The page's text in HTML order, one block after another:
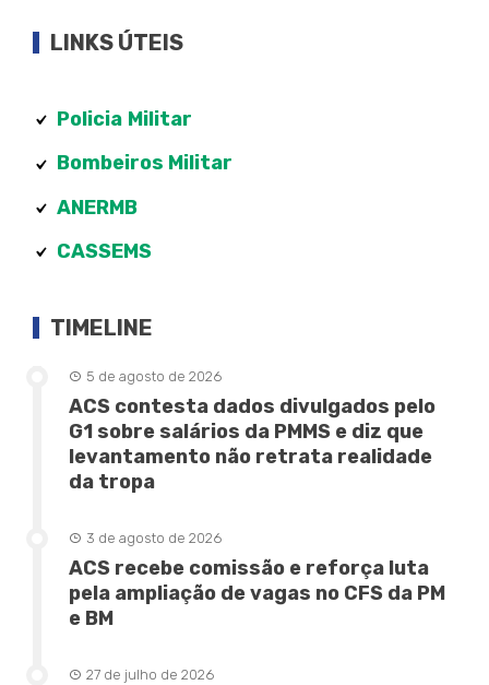
LINKS ÚTEIS
Policia Militar
Bombeiros Militar
ANERMB
CASSEMS
TIMELINE
5 de agosto de 2026
ACS contesta dados divulgados pelo
G1 sobre salários da PMMS e diz que
levantamento não retrata realidade
da tropa
3 de agosto de 2026
ACS recebe comissão e reforça luta
pela ampliação de vagas no CFS da PM
e BM
27 de julho de 2026